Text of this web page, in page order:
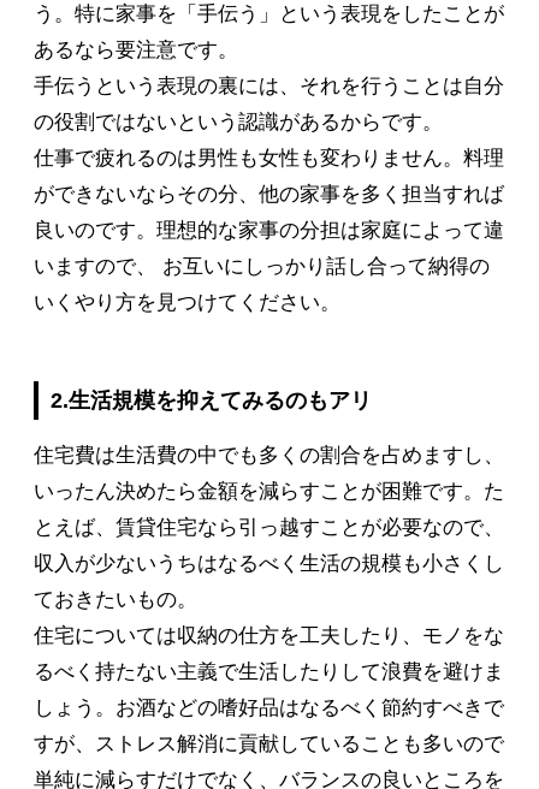
う。特に家事を「手伝う」という表現をしたことが
あるなら要注意です。
手伝うという表現の裏には、それを行うことは自分
の役割ではないという認識があるからです。
仕事で疲れるのは男性も女性も変わりません。料理
ができないならその分、他の家事を多く担当すれば
良いのです。理想的な家事の分担は家庭によって違
いますので、 お互いにしっかり話し合って納得の
いくやり方を見つけてください。
2.生活規模を抑えてみるのもアリ
住宅費は生活費の中でも多くの割合を占めますし、
いったん決めたら金額を減らすことが困難です。た
とえば、賃貸住宅なら引っ越すことが必要なので、
収入が少ないうちはなるべく生活の規模も小さくし
ておきたいもの。
住宅については収納の仕方を工夫したり、モノをな
るべく持たない主義で生活したりして浪費を避けま
しょう。お酒などの嗜好品はなるべく節約すべきで
すが、ストレス解消に貢献していることも多いので
単純に減らすだけでなく、バランスの良いところを